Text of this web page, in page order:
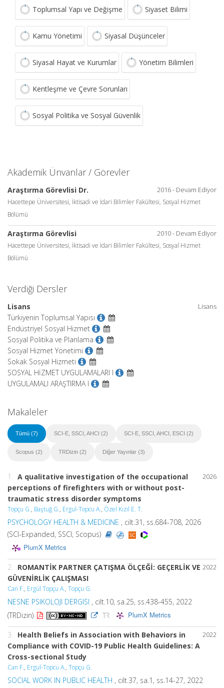
Toplumsal Yapı ve Değişme Siyaset Bilimi
Kamu Yönetimi Siyasal Düşünceler
Siyasal Hayat ve Kurumlar Yönetim Bilimleri
Kentleşme ve Çevre Sorunları
Sosyal Politika ve Sosyal Güvenlik
Akademik Ünvanlar / Görevler
2016 - Devam Ediyor
Araştırma Görevlisi Dr.
Hacettepe Üniversitesi, İktisadi ve İdari Bilimler Fakültesi, Sosyal Hizmet
Bölümü
2010 - Devam Ediyor
Araştırma Görevlisi
Hacettepe Üniversitesi, İktisadi ve İdari Bilimler Fakültesi, Sosyal Hizmet
Bölümü
Verdiği Dersler
Lisans
Lisans
Türkiyenin Toplumsal Yapısı
Endüstriyel Sosyal Hizmet
Sosyal Politika ve Planlama
Sosyal Hizmet Yönetimi
Sokak Sosyal Hizmeti
SOSYAL HİZMET UYGULAMALARI I
UYGULAMALI ARAŞTIRMA I
Makaleler
Tümü (7) SCI-E, SSCI, AHCI (2) SCI-E, SSCI, AHCI, ESCI (2)
Scopus (2) TRDizin (2) Diğer Yayınlar (3)
2026
1.
A qualitative investigation of the occupational
perceptions of firefighters with or without post-
traumatic stress disorder symptoms
Topçu G., Baştuğ G., Ergul-Topcu A., Özel Kızıl E. T.
PSYCHOLOGY HEALTH & MEDICINE , cilt.31, ss.684-708, 2026
(SCI-Expanded, SSCI, Scopus)
PlumX Metrics
2022
2.
ROMANTİK PARTNER ÇATIŞMA ÖLÇEĞİ: GEÇERLİK VE
GÜVENİRLİK ÇALIŞMASI
Can F., Ergül Topçu A., Topçu G.
NESNE PSIKOLOJI DERGISI , cilt.10, sa.25, ss.438-455, 2022
(TRDizin)
PlumX Metrics
2022
3.
Health Beliefs in Association with Behaviors in
Compliance with COVID-19 Public Health Guidelines: A
Cross-sectional Study
Can F., Ergul-Topcu A., Topçu G.
SOCIAL WORK IN PUBLIC HEALTH , cilt.37, sa.1, ss.14-27, 2022